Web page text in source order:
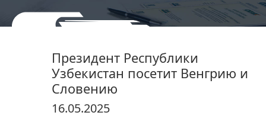
железнодорожной продукции
Президент Республики
Узбекистан посетит Венгрию и
Словению
16.05.2025